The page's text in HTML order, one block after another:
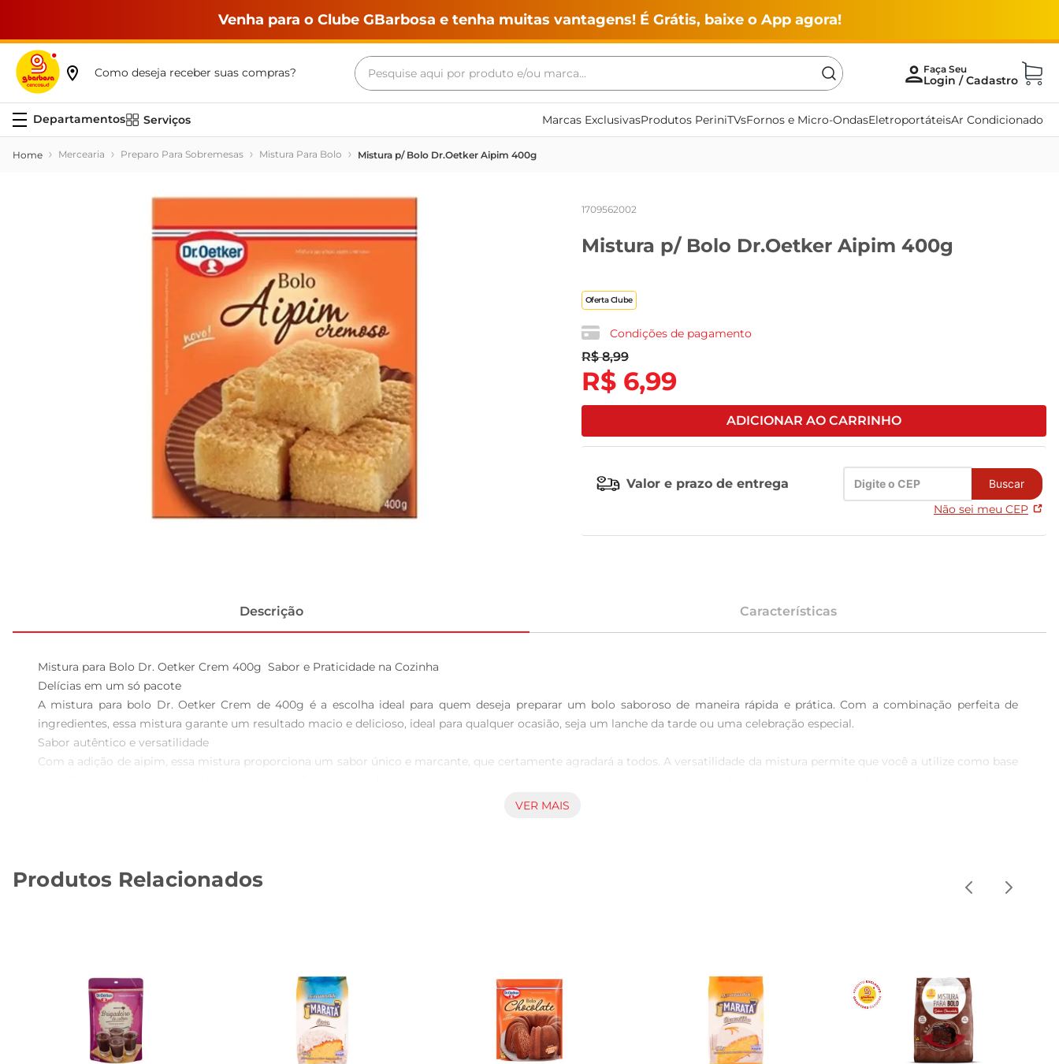
Venha para o Clube GBarbosa e tenha muitas vantagens! É Grátis, baixe o App agora!
Como deseja receber suas compras?
Pesquise aqui por produto e/ou marca...
Serviços Marcas ExclusivasProdutos PeriniTVsFornos e Micro-OndasEletroportáteisAr Condicionado
Mercearia Preparo Para Sobremesas Mistura Para Bolo Mistura p/ Bolo Dr.Oetker Aipim 400g
1709562002
Mistura p/ Bolo Dr.Oetker Aipim 400g
Oferta Clube
Condições de pagamento
R$ 8,99
R$ 6,99
ADICIONAR AO CARRINHO
Valor e prazo de entrega Buscar
Não sei meu CEP
Descrição Características
Mistura para Bolo Dr. Oetker Crem 400g  Sabor e Praticidade na Cozinha
Delícias em um só pacote
A mistura para bolo Dr. Oetker Crem de 400g é a escolha ideal para quem deseja preparar um bolo saboroso de maneira rápida e prática. Com a combinação perfeita de
ingredientes, essa mistura garante um resultado macio e delicioso, ideal para qualquer ocasião, seja um lanche da tarde ou uma celebração especial.
Sabor autêntico e versatilidade
Com a adição de aipim, essa mistura proporciona um sabor único e marcante, que certamente agradará a todos. A versatilidade da mistura permite que você a utilize como base
A mistura para bolo Dr. Oetker Crem vem em uma embalagem de 400g, ideal para preparar um bolo de tamanho médio. Armazenar em local fresco e seco, longe da luz direta,
VER MAIS
Produtos Relacionados
Termos mais buscados
maquina lavar
cerveja
vinho
tv